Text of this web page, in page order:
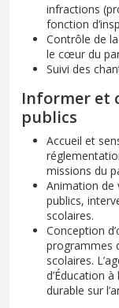
infractions
fonction
Contrôle de
le cœur du
Suivi des
Informer et
publics
Accueil et
missions du
Animation de
publics,
scolaires.
Conception
programmes
scolaires.
d’Éducation
durable sur